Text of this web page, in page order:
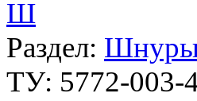
Раздел:
ТУ: 5772-003-